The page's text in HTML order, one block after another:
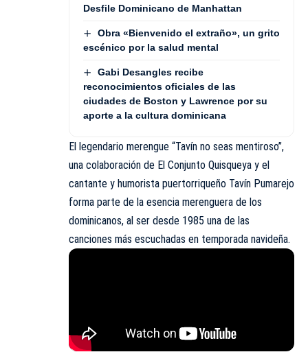
Desfile Dominicano de Manhattan
Obra «Bienvenido el extraño», un grito
escénico por la salud mental
Gabi Desangles recibe
reconocimientos oficiales de las
ciudades de Boston y Lawrence por su
aporte a la cultura dominicana
El legendario merengue “Tavín no seas mentiroso”,
una colaboración de El Conjunto Quisqueya y el
cantante y humorista puertorriqueño Tavín Pumarejo
forma parte de la esencia merenguera de los
dominicanos, al ser desde 1985 una de las
canciones más escuchadas en temporada navideña.